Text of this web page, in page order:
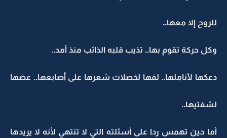
للروح إلا معها..
وكل حركة تقوم بها.. تذيب قلبه الذائب منذ أمد..
دعكها لأناملها.. لفها لخصلات شعرها على أصابعها.. عضها
لشفتيها..
أما حين تهمس ردا على أسئلته التي لا تنتهي لأنه لا يريدها